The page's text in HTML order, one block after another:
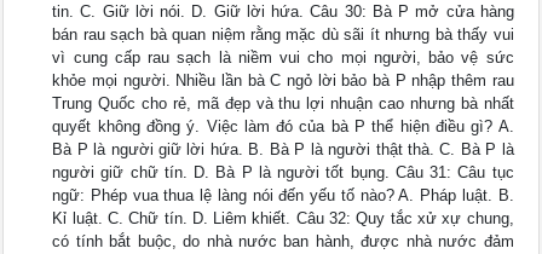
tin. C. Giữ lời nói. D. Giữ lời hứa. Câu 30: Bà P mở cửa hàng
bán rau sạch bà quan niệm rằng mặc dù sãi ít nhưng bà thấy vui
vì cung cấp rau sạch là niềm vui cho mọi người, bảo vệ sức
khỏe mọi người. Nhiều lần bà C ngỏ lời bảo bà P nhập thêm rau
Trung Quốc cho rẻ, mã đẹp và thu lợi nhuận cao nhưng bà nhất
quyết không đồng ý. Việc làm đó của bà P thể hiện điều gì? A.
Bà P là người giữ lời hứa. B. Bà P là người thật thà. C. Bà P là
người giữ chữ tín. D. Bà P là người tốt bụng. Câu 31: Câu tục
ngữ: Phép vua thua lệ làng nói đến yếu tố nào? A. Pháp luật. B.
Kỉ luật. C. Chữ tín. D. Liêm khiết. Câu 32: Quy tắc xử xự chung,
có tính bắt buộc, do nhà nước ban hành, được nhà nước đảm